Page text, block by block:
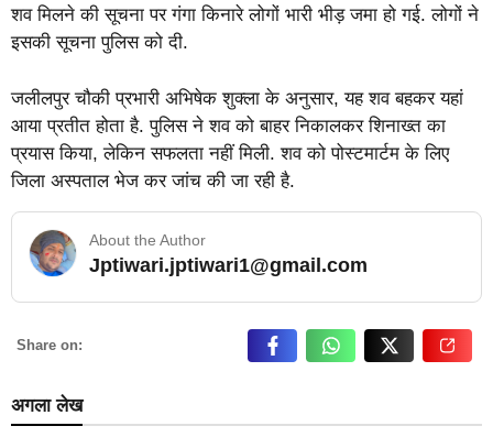
शव मिलने की सूचना पर गंगा किनारे लोगों भारी भीड़ जमा हो गई. लोगों ने
इसकी सूचना पुलिस को दी.
जलीलपुर चौकी प्रभारी अभिषेक शुक्ला के अनुसार, यह शव बहकर यहां
आया प्रतीत होता है. पुलिस ने शव को बाहर निकालकर शिनाख्त का
प्रयास किया, लेकिन सफलता नहीं मिली. शव को पोस्टमार्टम के लिए
जिला अस्पताल भेज कर जांच की जा रही है.
About the Author
Jptiwari.jptiwari1@gmail.com… Read More
Share on:
अगला लेख